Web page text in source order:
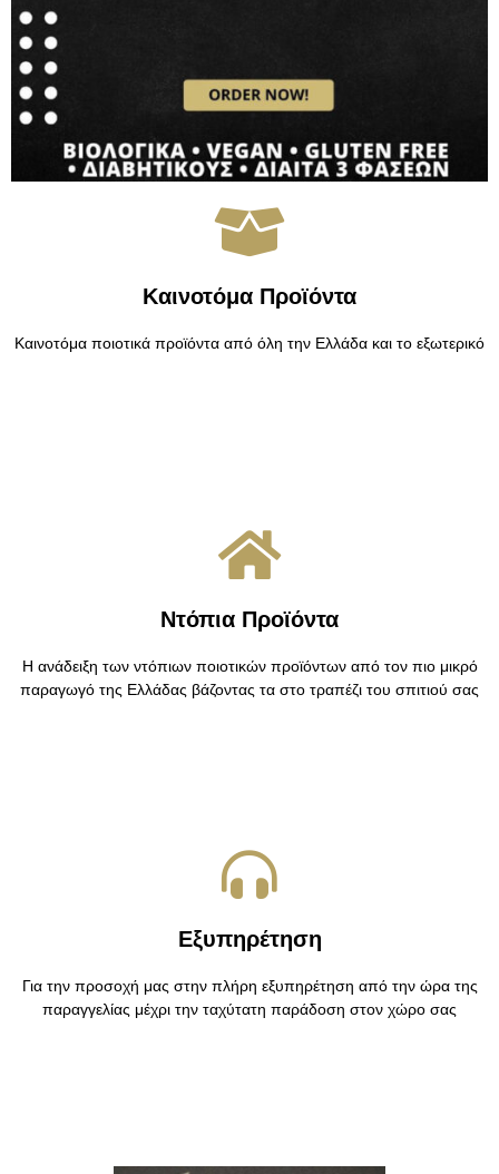
Καινοτόμα Προϊόντα
Καινοτόμα ποιοτικά προϊόντα από όλη την Ελλάδα και το εξωτερικό
Ντόπια Προϊόντα
Η ανάδειξη των ντόπιων ποιοτικών προϊόντων από τον πιο μικρό
παραγωγό της Ελλάδας βάζοντας τα στο τραπέζι του σπιτιού σας
Εξυπηρέτηση
Για την προσοχή μας στην πλήρη εξυπηρέτηση από την ώρα της
παραγγελίας μέχρι την ταχύτατη παράδοση στον χώρο σας